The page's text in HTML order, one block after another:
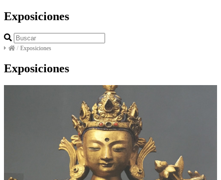
Exposiciones
/ Exposiciones
Exposiciones